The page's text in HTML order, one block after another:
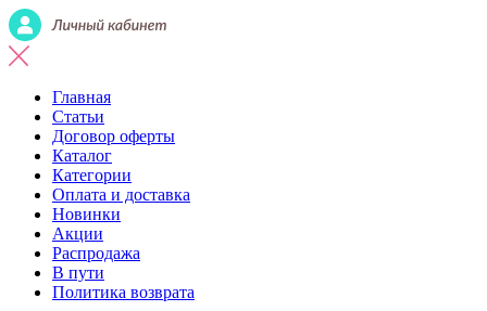
Главная
Статьи
Договор оферты
Каталог
Категории
Оплата и доставка
Новинки
Акции
Распродажа
В пути
Политика возврата